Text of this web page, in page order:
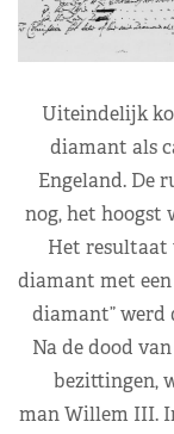
Uiteindelijk
diamant als
Engeland. De
nog,het hoogst
Het resultaat
diamant met een
diamant”werd
Na de dood
bezittingen,
manWillem III.